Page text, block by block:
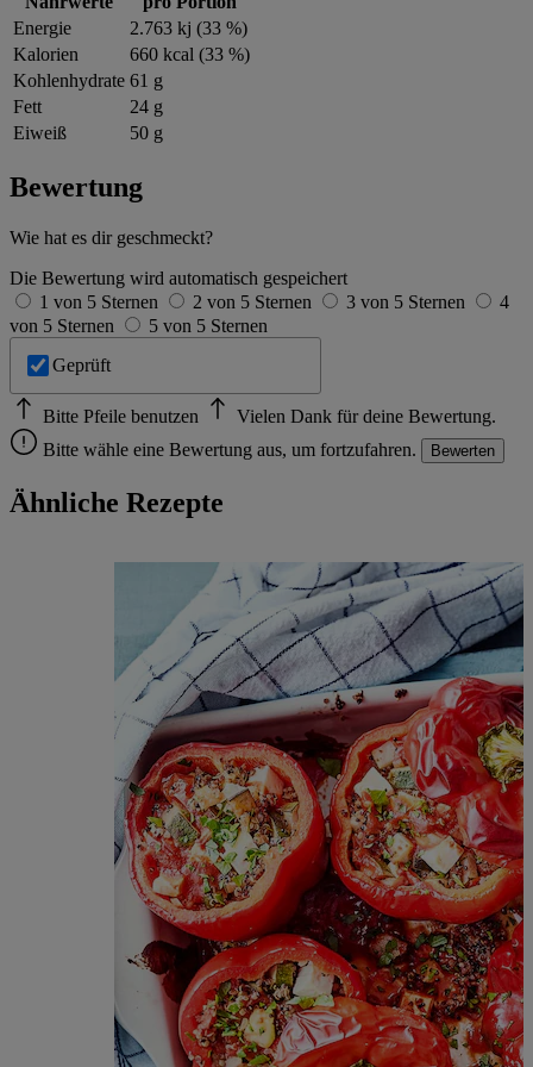
Energie
2.763 kj (33 %)
Kalorien
660 kcal (33 %)
Kohlenhydrate 61 g
Fett
24 g
Eiweiß
50 g
Bewertung
Wie hat es dir geschmeckt?
Die Bewertung wird automatisch gespeichert
1 von 5 Sternen
2 von 5 Sternen 3 von 5 Sternen
4
von 5 Sternen
5 von 5 Sternen
Geprüft
Bitte Pfeile benutzen
Vielen Dank für deine Bewertung.
Bitte wähle eine Bewertung aus, um fortzufahren.
Bewerten
Ähnliche Rezepte